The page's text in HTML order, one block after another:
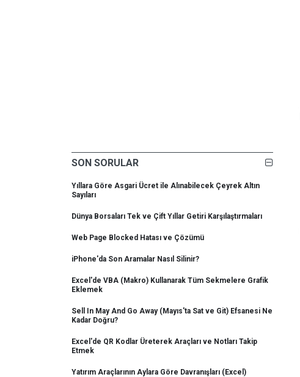
SON SORULAR
Yıllara Göre Asgari Ücret ile Alınabilecek Çeyrek Altın
Sayıları
Dünya Borsaları Tek ve Çift Yıllar Getiri Karşılaştırmaları
Web Page Blocked Hatası ve Çözümü
iPhone'da Son Aramalar Nasıl Silinir?
Excel'de VBA (Makro) Kullanarak Tüm Sekmelere Grafik
Eklemek
Sell In May And Go Away (Mayıs'ta Sat ve Git) Efsanesi Ne
Kadar Doğru?
Excel'de QR Kodlar Üreterek Araçları ve Notları Takip
Etmek
Yatırım Araçlarının Aylara Göre Davranışları (Excel)